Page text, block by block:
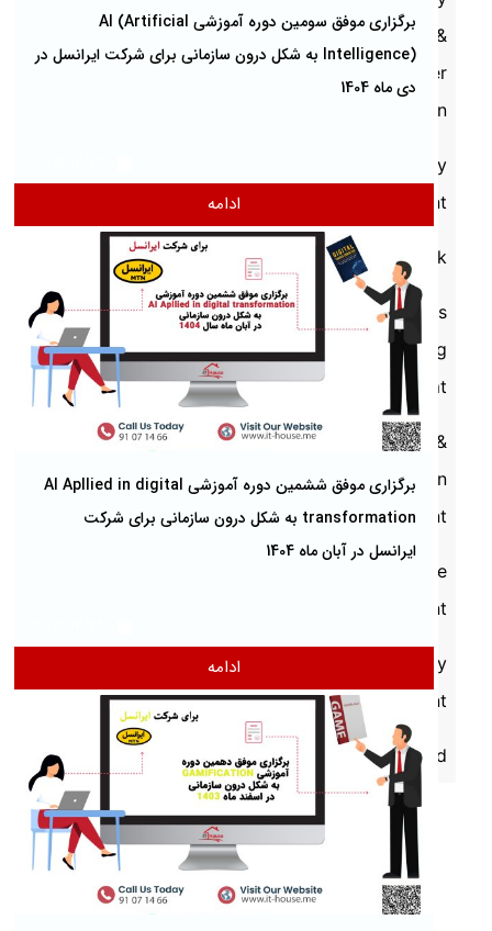
Master
Plan
Maturity
Assessment
Network
Process
Modeling
& Mgmt
Project &
Operation
Management
Software
Development
Technology
Management
Uncategorized
برگزاری موفق سومین دوره آموزشی AI (Artificial
Intelligence) به شکل درون سازمانی برای شرکت ایرانسل در
دی ماه 1404
ادامه
برگزاری موفق ششمین دوره آموزشی AI Apllied in digital
transformation به شکل درون سازمانی برای شرکت
ایرانسل در آبان ماه 1404
ادامه